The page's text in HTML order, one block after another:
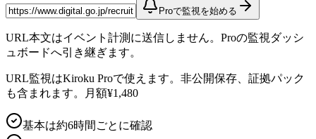
Proで監視を始める
URL本文はイベント計測に送信しません。Proの監視ダッシ
ュボードへ引き継ぎます。
URL監視はKiroku Proで使えます。非公開保存、証拠パック
も含まれます。月額¥1,480
基本は約6時間ごとに確認